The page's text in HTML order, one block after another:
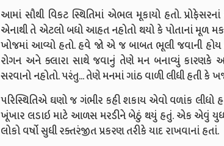
આમાં સૌથી વિકટ સ્થિતિમાં એભલ મૂકાયો હતો.
એનાથી તે એટલો બધો આહત નહોતો થયો કે પોતાનાં મૂળ
ખોજમાં આવ્યો હતો. હવે જો એ જ બાબત ભૂલી જવાની
રોગન અને ક્લારા સાથે જવાનું તેણે મન બનાવ્યું કારણકે
સરવાનો નહોતો. પરંતુ... તેણે મનમાં ગાંઠ વાળી લીધી હતી
પરિસ્થિતિએ ઘણો જ ગંભીર કહી શકાય એવો વળાંક
ખૂંખાર લડાઇ માટે આળસ મરડીને બેઠું થયું હતું. એક એવું
લોકો વર્ષો સુધી રક્તરંજીત પ્રકરણ તરીકે યાદ રાખવાનાં હતાં.